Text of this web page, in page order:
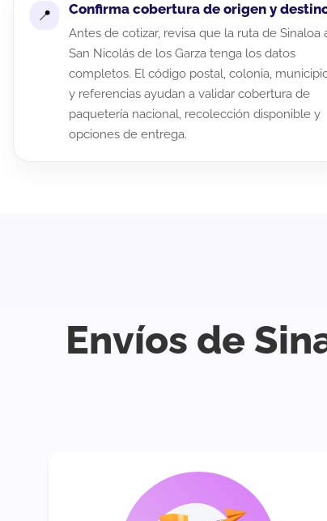
Confirma cobertura de origen y
Antes de cotizar, revisa que la ruta de Sinaloa
San Nicolás de los Garza tenga los datos
completos. El código postal, colonia,
y referencias ayudan a validar cobertura de
paquetería nacional, recolección disponible y
opciones de entrega.
Envíos de